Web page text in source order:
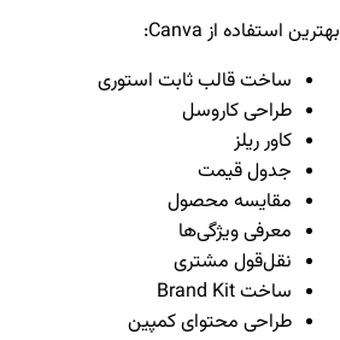
بهترین استفاده از Canva:
ساخت قالب ثابت استوری
طراحی کاروسل
کاور ریلز
جدول قیمت
مقایسه محصول
معرفی ویژگی‌ها
نقل‌قول مشتری
ساخت Brand Kit
طراحی محتوای کمپین